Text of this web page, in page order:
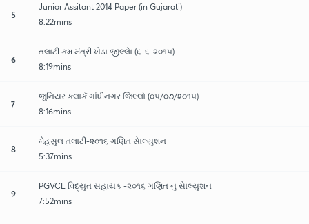
5
Junior Assitant 2014 Paper (in Gujarati)
8:22mins
6
તલાટી કમ મંત્રી ખેડા જીલ્લાે (૬-૬-૨૦૧૫)
8:19mins
7
જુનિયર કલાકૅ ગાંધીનગર જિલ્લો (૦૫/૦૭/૨૦૧૫)
8:16mins
8
મેહસુલ તલાટી-૨૦૧૬ ગણિત સાેલ્યુશન
5:37mins
9
PGVCL વિદ્યુત સહાયક -૨૦૧૬ ગણિત નુ સાેલ્યુશન
7:52mins